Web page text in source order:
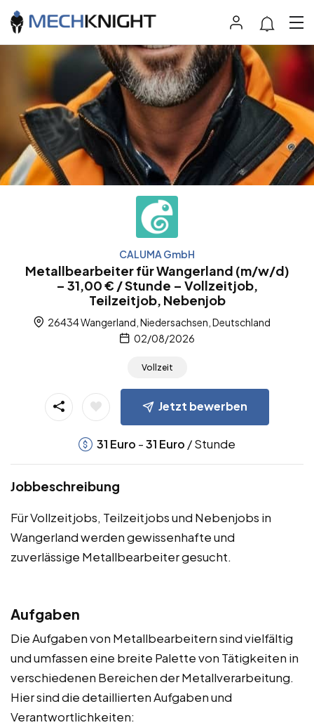
CALUMA GmbH
Metallbearbeiter für Wangerland (m/w/d)
– 31,00 € / Stunde – Vollzeitjob,
Teilzeitjob, Nebenjob
26434 Wangerland, Niedersachsen, Deutschland
02/08/2026
Vollzeit
Jetzt bewerben
31 Euro -31 Euro / Stunde
Jobbeschreibung
Für Vollzeitjobs, Teilzeitjobs und Nebenjobs in
Wangerland werden gewissenhafte und
zuverlässige Metallbearbeiter gesucht.
Aufgaben
Die Aufgaben von Metallbearbeitern sind vielfältig
und umfassen eine breite Palette von Tätigkeiten in
verschiedenen Bereichen der Metallverarbeitung.
Hier sind die detaillierten Aufgaben und
Verantwortlichkeiten: